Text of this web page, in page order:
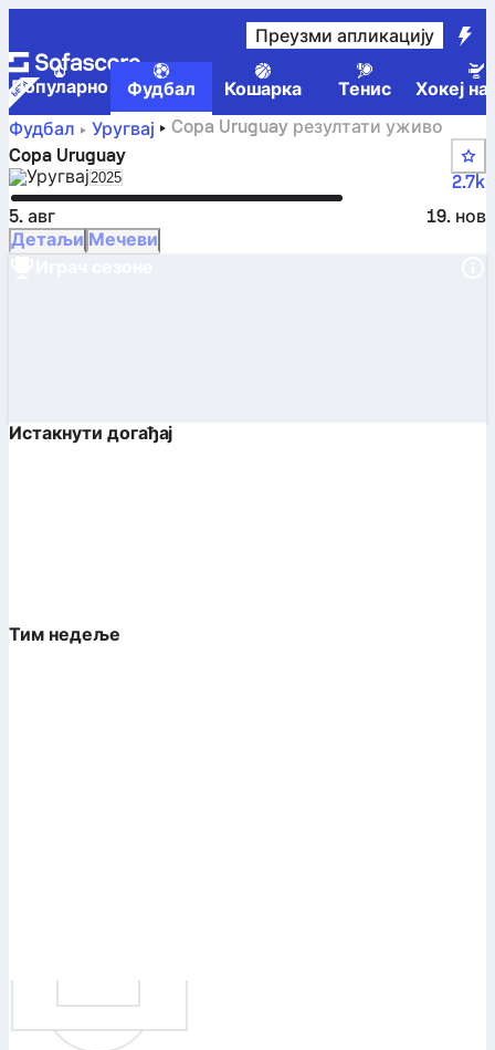
Преузми апликацију
Популарно Фудбал Кошарка Тенис
Хокеј
Фудбал
Уругвај
Copa Uruguay резултати уживо
Copa Uruguay
УругвајSelect season in unique tournament header
2025
2.7k
5. авг
19. нов
Детаљи Мечеви
Истакнути догађај
Тим недеље